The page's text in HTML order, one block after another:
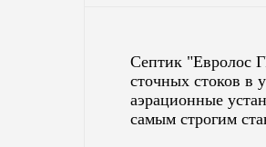
Септик "Евролос
сточных стоков в
аэрационные
самым строгим